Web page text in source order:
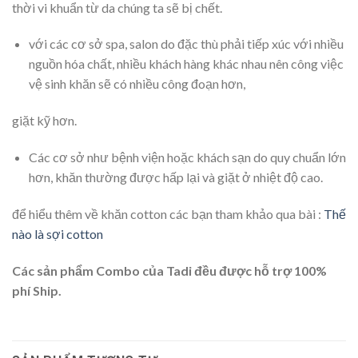
thời vi khuẩn từ da chúng ta sẽ bị chết.
với các cơ sở spa, salon do đặc thù phải tiếp xúc với nhiều
nguồn hóa chất, nhiều khách hàng khác nhau nên công việc
vệ sinh khăn sẽ có nhiều công đoạn hơn,
giặt kỹ hơn.
Các cơ sở như bệnh viện hoặc khách sạn do quy chuẩn lớn
hơn, khăn thường được hấp lại và giặt ở nhiệt độ cao.
để hiểu thêm về khăn cotton các bạn tham khảo qua bài : Thế
nào là sợi cotton
Các sản phẩm Combo của Tadi đều được hỗ trợ 100%
phí Ship.